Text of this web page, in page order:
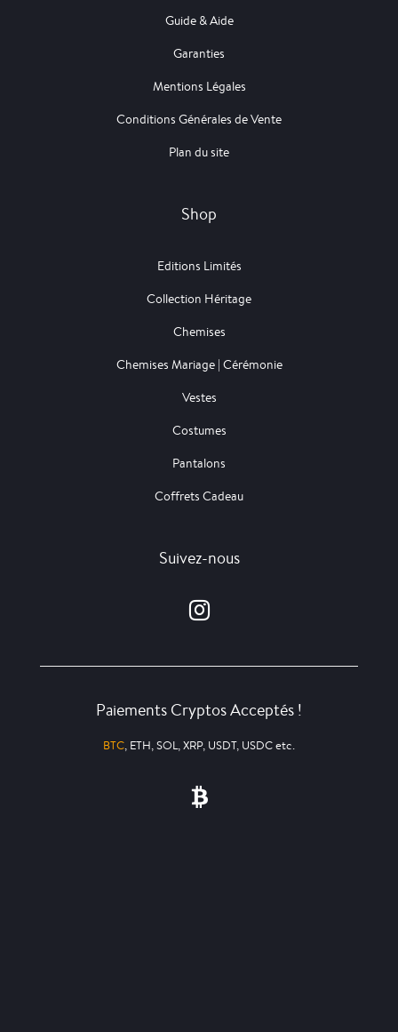
Guide & Aide
Garanties
Mentions Légales
Conditions Générales de Vente
Plan du site
Shop
Editions Limités
Collection Héritage
Chemises
Chemises Mariage | Cérémonie
Vestes
Costumes
Pantalons
Coffrets Cadeau
Suivez-nous
Paiements Cryptos Acceptés !
BTC, ETH, SOL, XRP, USDT, USDC etc.